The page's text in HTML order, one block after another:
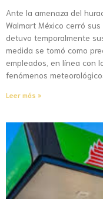
Ante la amenaza del
Walmart México cerró
detuvo temporalmente
medida se tomó como
empleados, en línea con
fenómenos
Leer más »